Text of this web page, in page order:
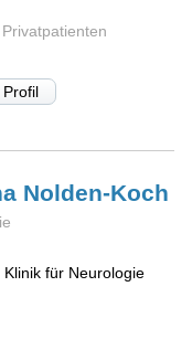
Privatpatienten
Nolden-Koch
für Neurologie